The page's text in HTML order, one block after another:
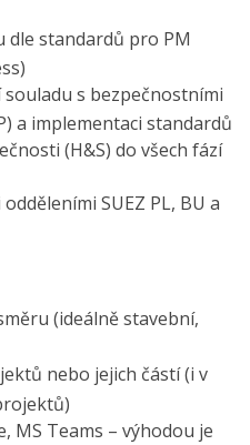
standardů pro PM
s bezpečnostními
a implementaci standardů
(H&S) do všech fází
SUEZ PL, BU a
(ideálně stavební,
nebo jejich částí (i v
MS Teams – výhodou je